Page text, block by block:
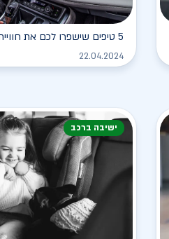
5 טיפים שישפרו לכם את חוויית הנהיגה
22.04.2024
ישיבה ברכב